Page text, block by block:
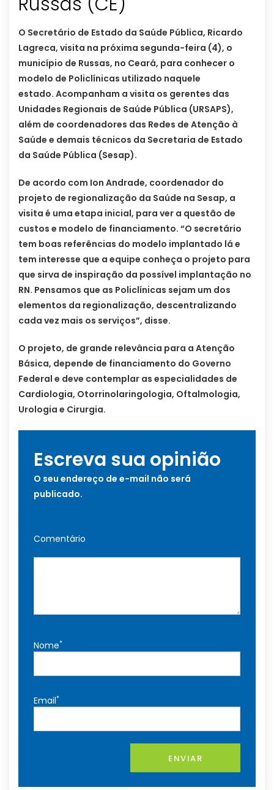
O Secretário de Estado da Saúde Pública, Ricardo
Lagreca, visita na próxima segunda-feira (4), o
município de Russas, no Ceará, para conhecer o
modelo de Policlínicas utilizado naquele
estado. Acompanham a visita os gerentes das
Unidades Regionais de Saúde Pública (URSAPS),
além de coordenadores das Redes de Atenção à
Saúde e demais técnicos da Secretaria de Estado
da Saúde Pública (Sesap).
De acordo com Ion Andrade, coordenador do
projeto de regionalização da Saúde na Sesap, a
visita é uma etapa inicial, para ver a questão de
custos e modelo de financiamento. “O secretário
tem boas referências do modelo implantado lá e
tem interesse que a equipe conheça o projeto para
que sirva de inspiração da possível implantação no
RN. Pensamos que as Policlínicas sejam um dos
elementos da regionalização, descentralizando
cada vez mais os serviços”, disse.
O projeto, de grande relevância para a Atenção
Básica, depende de financiamento do Governo
Federal e deve contemplar as especialidades de
Cardiologia, Otorrinolaringologia, Oftalmologia,
Urologia e Cirurgia.
Escreva sua opinião
O seu endereço de e-mail não será
publicado.
Comentário
Nome*
Email*
ENVIAR